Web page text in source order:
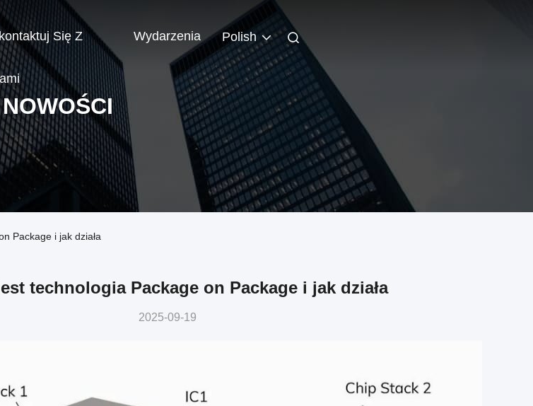
Się Z Wydarzenia Polish
NOWOŚCI
Package i jak działa
technologia Package on Package i jak działa
2025-09-19